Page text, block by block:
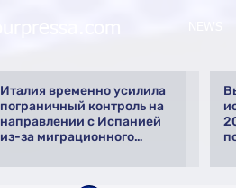
Италия временно усилила
пограничный контроль на
направлении с Испанией
из-за миграционного